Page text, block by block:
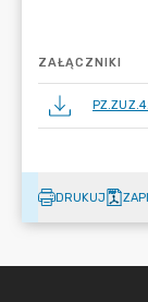
ZAŁĄCZNIKI
DRUKUJ